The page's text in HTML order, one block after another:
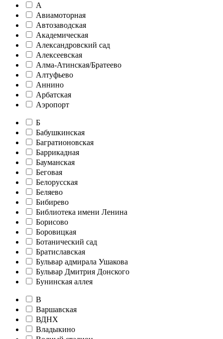
А
Авиамоторная
Автозаводская
Академическая
Александровский сад
Алексеевская
Алма-Атинская/Братеево
Алтуфьево
Аннино
Арбатская
Аэропорт
Б
Бабушкинская
Багратионовская
Баррикадная
Бауманская
Беговая
Белорусская
Беляево
Бибирево
Библиотека имени Ленина
Борисово
Боровицкая
Ботанический сад
Братиславская
Бульвар адмирала Ушакова
Бульвар Дмитрия Донского
Бунинская аллея
В
Варшавская
ВДНХ
Владыкино